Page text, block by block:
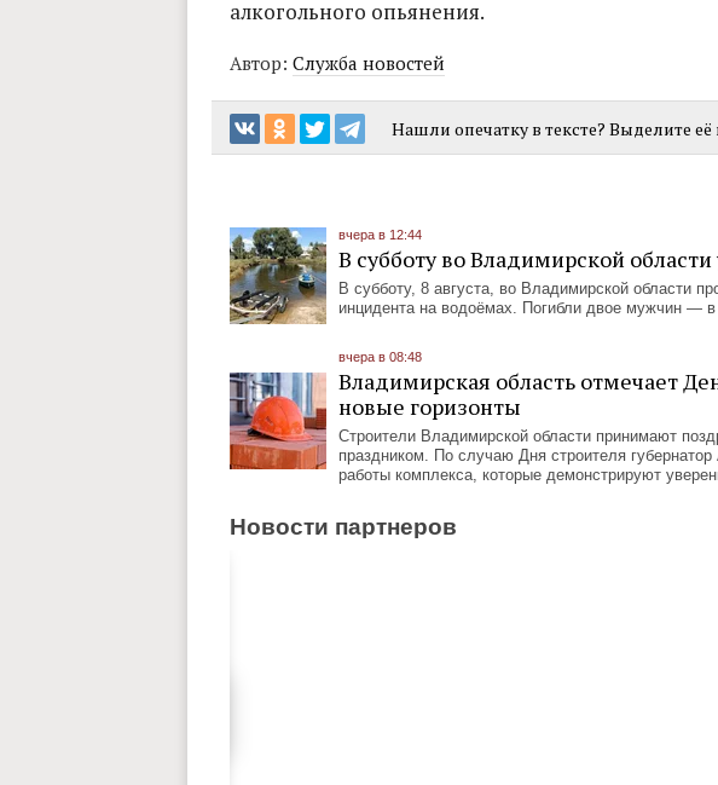
алкогольного опьянения.
Автор: Служба новостей
Нашли опечатку в тексте? Выделите
вчера в 12:44
В субботу во Владимирской
В субботу, 8 августа, во Владимирской области
инцидента на водоёмах. Погибли двое мужчин — в
вчера в 08:48
Владимирская область отмечает
новые горизонты
Строители Владимирской области принимают
праздником. По случаю Дня строителя
работы комплекса, которые демонстрируют
Новости партнеров